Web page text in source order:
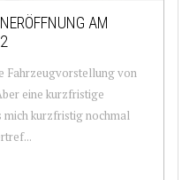
AM
Fahrzeugvorstellung von
eine kurzfristige
mich kurzfristig nochmal